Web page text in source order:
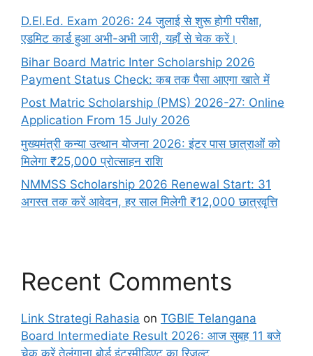
D.El.Ed. Exam 2026: 24 जुलाई से शुरू होगी परीक्षा,
एडमिट कार्ड हुआ अभी-अभी जारी, यहाँ से चेक करें।
Bihar Board Matric Inter Scholarship 2026
Payment Status Check: कब तक पैसा आएगा खाते में
Post Matric Scholarship (PMS) 2026-27: Online
Application From 15 July 2026
मुख्यमंत्री कन्या उत्थान योजना 2026: इंटर पास छात्राओं को
मिलेगा ₹25,000 प्रोत्साहन राशि
NMMSS Scholarship 2026 Renewal Start: 31
अगस्त तक करें आवेदन, हर साल मिलेगी ₹12,000 छात्रवृत्ति
Recent Comments
Link Strategi Rahasia on TGBIE Telangana
Board Intermediate Result 2026: आज सुबह 11 बजे